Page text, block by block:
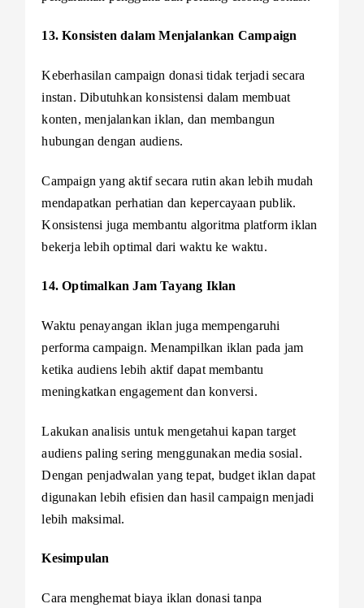
13. Konsisten dalam Menjalankan Campaign
Keberhasilan campaign donasi tidak terjadi secara
instan. Dibutuhkan konsistensi dalam membuat
konten, menjalankan iklan, dan membangun
hubungan dengan audiens.
Campaign yang aktif secara rutin akan lebih mudah
mendapatkan perhatian dan kepercayaan publik.
Konsistensi juga membantu algoritma platform iklan
bekerja lebih optimal dari waktu ke waktu.
14. Optimalkan Jam Tayang Iklan
Waktu penayangan iklan juga mempengaruhi
performa campaign. Menampilkan iklan pada jam
ketika audiens lebih aktif dapat membantu
meningkatkan engagement dan konversi.
Lakukan analisis untuk mengetahui kapan target
audiens paling sering menggunakan media sosial.
Dengan penjadwalan yang tepat, budget iklan dapat
digunakan lebih efisien dan hasil campaign menjadi
lebih maksimal.
Kesimpulan
Cara menghemat biaya iklan donasi tanpa